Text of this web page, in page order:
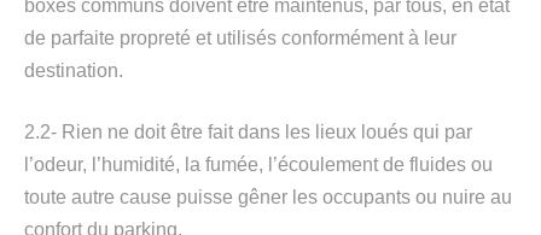
boxes communs doivent être maintenus, par tous, en état
de parfaite propreté et utilisés conformément à leur
destination.
2.2- Rien ne doit être fait dans les lieux loués qui par
l’odeur, l’humidité, la fumée, l’écoulement de fluides ou
toute autre cause puisse gêner les occupants ou nuire au
confort du parking.